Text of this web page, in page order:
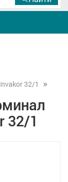
32/1
32/1